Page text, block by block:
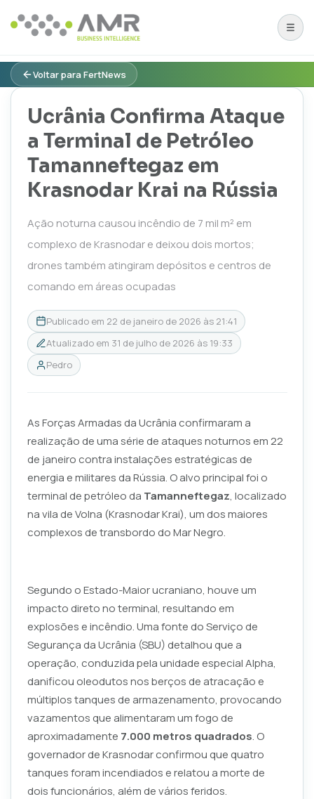
Voltar para FertNews
Ucrânia Confirma Ataque
a Terminal de Petróleo
Tamanneftegaz em
Krasnodar Krai na Rússia
Ação noturna causou incêndio de 7 mil m² em
complexo de Krasnodar e deixou dois mortos;
drones também atingiram depósitos e centros de
comando em áreas ocupadas
Publicado em 22 de janeiro de 2026 às 21:41
Atualizado em 31 de julho de 2026 às 19:33
Pedro
As Forças Armadas da Ucrânia confirmaram a
realização de uma série de ataques noturnos em 22
de janeiro contra instalações estratégicas de
energia e militares da Rússia. O alvo principal foi o
terminal de petróleo da Tamanneftegaz, localizado
na vila de Volna (Krasnodar Krai), um dos maiores
complexos de transbordo do Mar Negro.
Segundo o Estado-Maior ucraniano, houve um
impacto direto no terminal, resultando em
explosões e incêndio. Uma fonte do Serviço de
Segurança da Ucrânia (SBU) detalhou que a
operação, conduzida pela unidade especial Alpha,
danificou oleodutos nos berços de atracação e
múltiplos tanques de armazenamento, provocando
vazamentos que alimentaram um fogo de
aproximadamente 7.000 metros quadrados. O
governador de Krasnodar confirmou que quatro
tanques foram incendiados e relatou a morte de
dois funcionários, além de vários feridos.